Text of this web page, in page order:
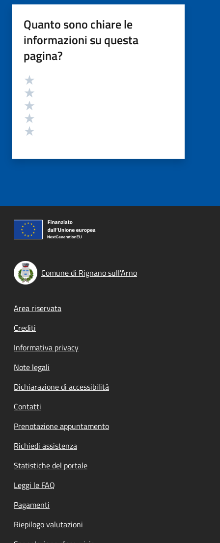
Quanto sono chiare le
informazioni su questa
pagina?
Valutazione
Comune di Rignano sull'Arno
Footer menu
Area riservata
Crediti
Informativa privacy
Note legali
Dichiarazione di accessibilità
Contatti
Prenotazione appuntamento
Richiedi assistenza
Statistiche del portale
Leggi le FAQ
Pagamenti
Riepilogo valutazioni